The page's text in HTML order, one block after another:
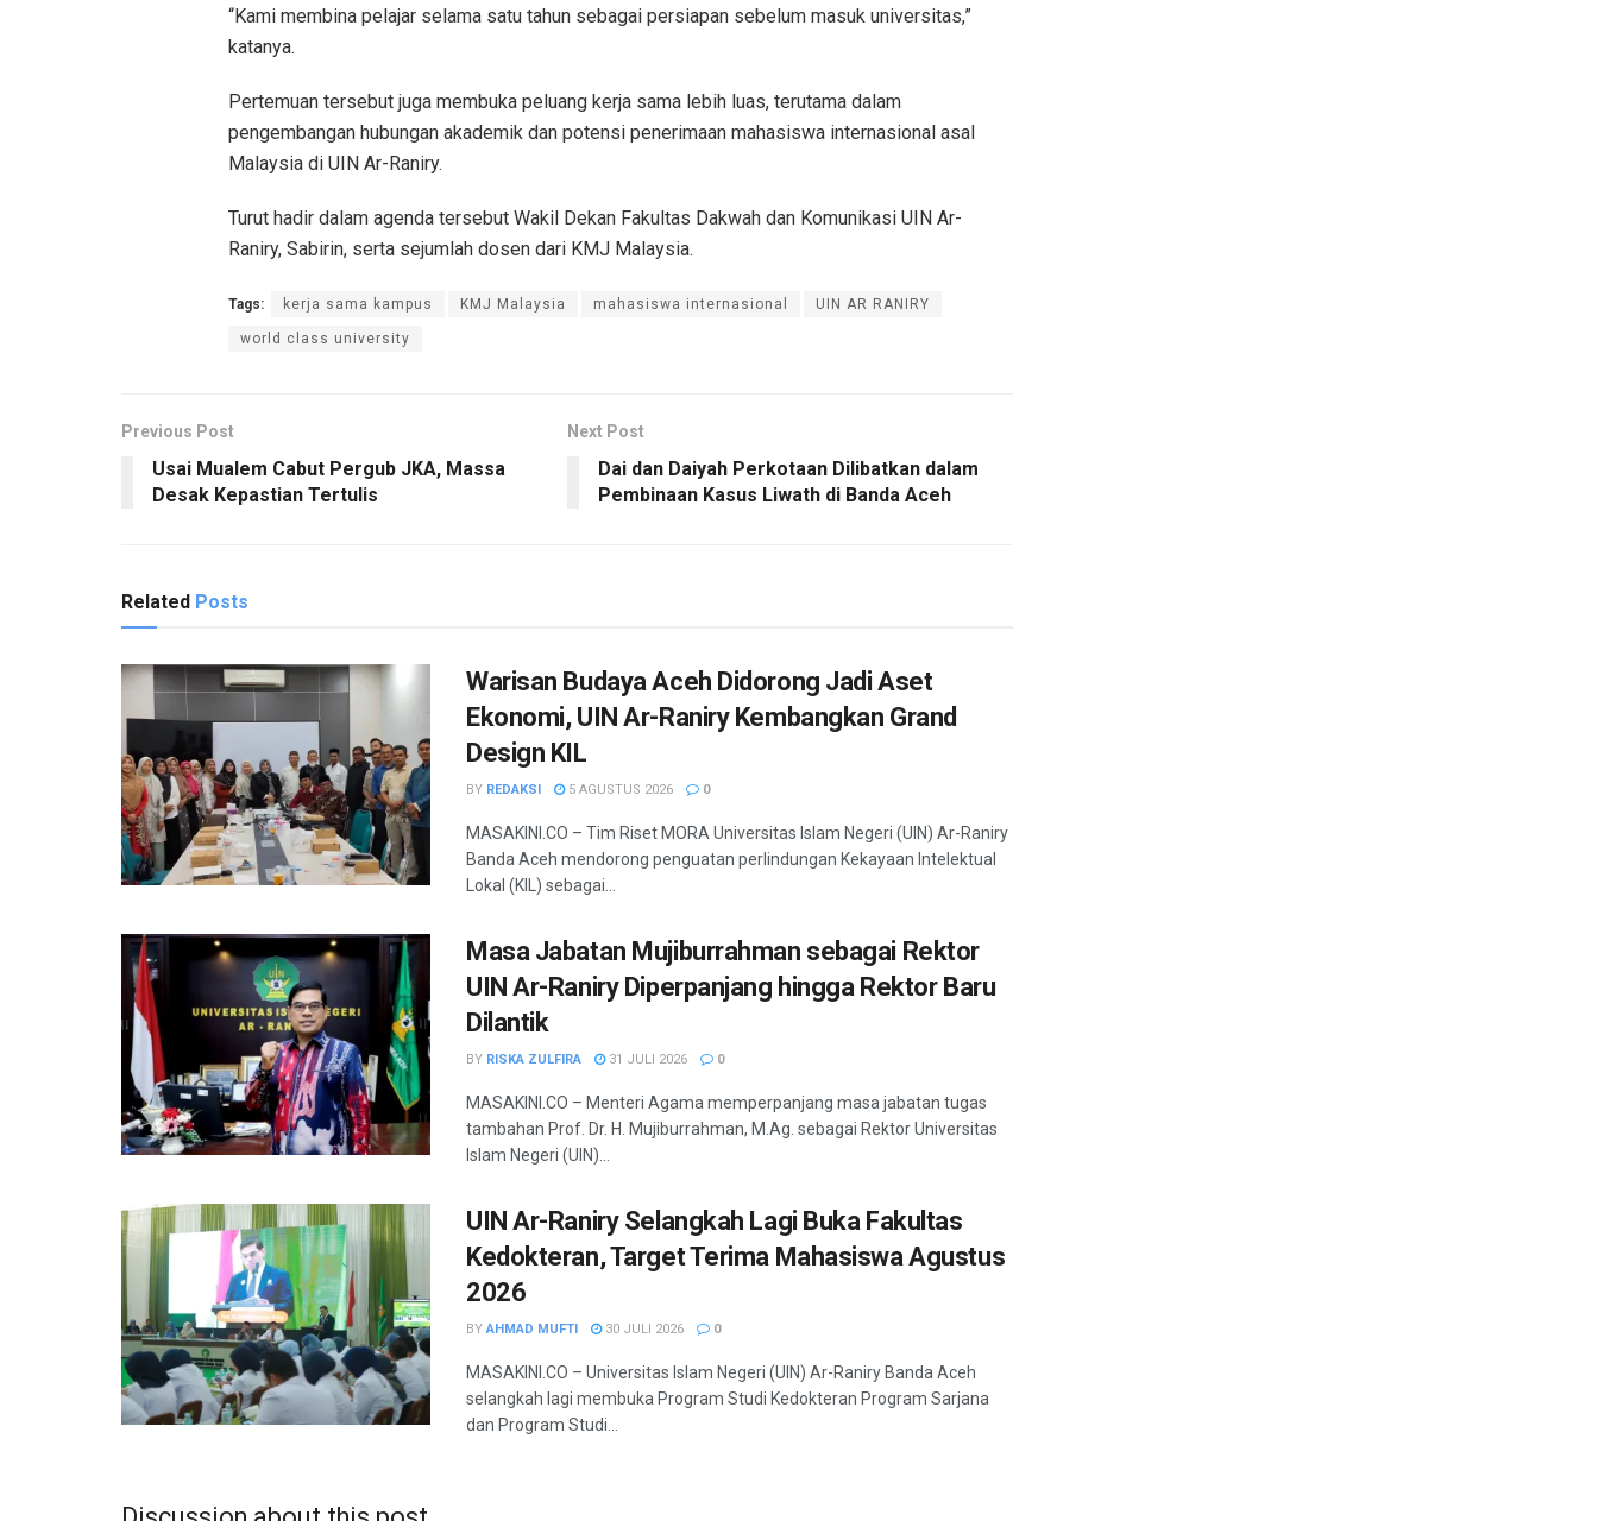
“Kami membina pelajar selama satu tahun sebagai persiapan sebelum masuk universitas,”
katanya.
Pertemuan tersebut juga membuka peluang kerja sama lebih luas, terutama dalam
pengembangan hubungan akademik dan potensi penerimaan mahasiswa internasional asal
Malaysia di UIN Ar-Raniry.
Turut hadir dalam agenda tersebut Wakil Dekan Fakultas Dakwah dan Komunikasi UIN Ar-
Raniry, Sabirin, serta sejumlah dosen dari KMJ Malaysia.
Tags: kerja sama kampus KMJ Malaysia mahasiswa internasional UIN AR RANIRY
world class university
Previous Post
Usai Mualem Cabut Pergub JKA, Massa
Desak Kepastian Tertulis
Next Post
Dai dan Daiyah Perkotaan Dilibatkan dalam
Pembinaan Kasus Liwath di Banda Aceh
Related Posts
Warisan Budaya Aceh Didorong Jadi Aset
Ekonomi, UIN Ar-Raniry Kembangkan Grand
Design KIL
BY REDAKSI 5 AGUSTUS 2026 0
MASAKINI.CO – Tim Riset MORA Universitas Islam Negeri (UIN) Ar-Raniry
Banda Aceh mendorong penguatan perlindungan Kekayaan Intelektual
Lokal (KIL) sebagai...
Masa Jabatan Mujiburrahman sebagai Rektor
UIN Ar-Raniry Diperpanjang hingga Rektor Baru
Dilantik
BY RISKA ZULFIRA 31 JULI 2026 0
MASAKINI.CO – Menteri Agama memperpanjang masa jabatan tugas
tambahan Prof. Dr. H. Mujiburrahman, M.Ag. sebagai Rektor Universitas
Islam Negeri (UIN)...
UIN Ar-Raniry Selangkah Lagi Buka Fakultas
Kedokteran, Target Terima Mahasiswa Agustus
2026
BY AHMAD MUFTI 30 JULI 2026 0
MASAKINI.CO – Universitas Islam Negeri (UIN) Ar-Raniry Banda Aceh
selangkah lagi membuka Program Studi Kedokteran Program Sarjana
dan Program Studi...